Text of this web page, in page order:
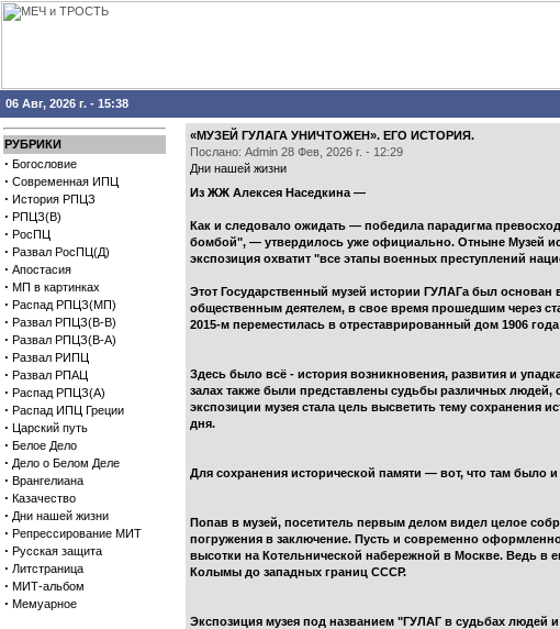
06 Авг, 2026 г. - 15:38
РУБРИКИ
· Богословие
· Современная ИПЦ
· История РПЦЗ
· РПЦЗ(В)
· РосПЦ
· Развал РосПЦ(Д)
· Апостасия
· МП в картинках
· Распад РПЦЗ(МП)
· Развал РПЦЗ(В-В)
· Развал РПЦЗ(В-А)
· Развал РИПЦ
· Развал РПАЦ
· Распад РПЦЗ(А)
· Распад ИПЦ Греции
· Царский путь
· Белое Дело
· Дело о Белом Деле
· Врангелиана
· Казачество
· Дни нашей жизни
· Репрессирование МИТ
· Русская защита
· Литстраница
· МИТ-альбом
· Мемуарное
«МУЗЕЙ ГУЛАГА УНИЧТОЖЕН». ЕГО ИСТОРИЯ.
Послано: Admin 28 Фев, 2026 г. - 12:29
Дни нашей жизни
Из ЖЖ Алексея Наседкина —
Как и следовало ожидать — победила парадигма
бомбой", — утвердилось уже официально. Отныне Музей
экспозиция охватит "все этапы военных преступлений
Этот Государственный музей истории ГУЛАГа был
общественным деятелем, в свое время прошедшим через
2015-м переместилась в отреставрированный дом 1906
Здесь было всё - история возникновения, развития и
залах также были представлены судьбы различных людей,
экспозиции музея стала цель высветить тему сохранения
дня.
Для сохранения исторической памяти — вот, что там было и
Попав в музей, посетитель первым делом видел целое
погружения в заключение. Пусть и современно
высотки на Котельнической набережной в Москве. Ведь в
Колымы до западных границ СССР.
Экспозиция музея под названием "ГУЛАГ в судьбах людей